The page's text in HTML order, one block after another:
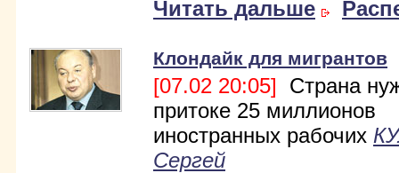
Читать дальше
Клондайк для мигрантов
[07.02 20:05] Страна
притоке 25 миллионов
иностранных рабочих
Сергей